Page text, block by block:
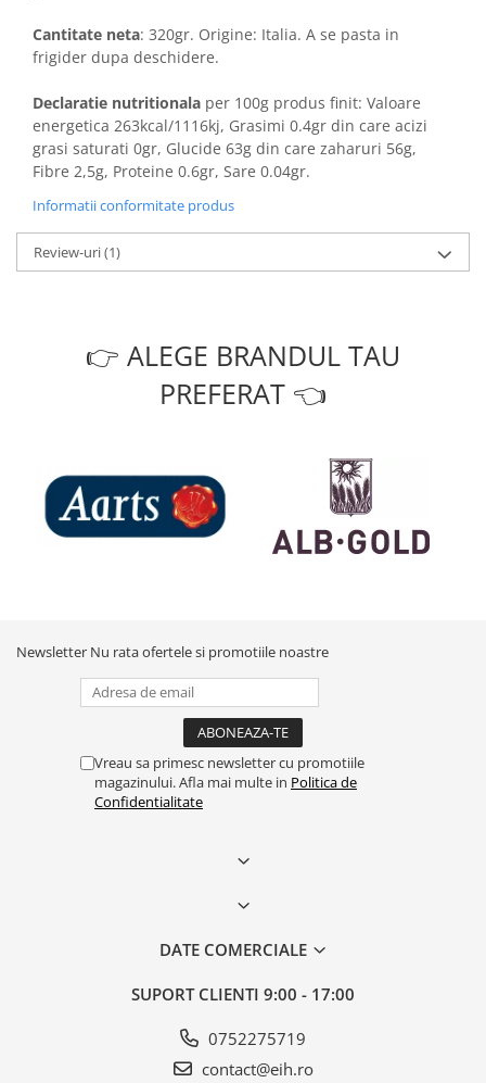
Cantitate neta: 320gr. Origine: Italia. A se pasta in
frigider dupa deschidere.
Declaratie nutritionala per 100g produs finit: Valoare
energetica 263kcal/1116kj, Grasimi 0.4gr din care acizi
grasi saturati 0gr, Glucide 63g din care zaharuri 56g,
Fibre 2,5g, Proteine 0.6gr, Sare 0.04gr.
Informatii conformitate produs
Review-uri(1)
👉 ALEGE BRANDUL TAU
PREFERAT 👈
Newsletter Nu rata ofertele si promotiile noastre
Vreau sa primesc newsletter cu promotiile
magazinului. Afla mai multe in Politica de
Confidentialitate
DATE COMERCIALE
SUPORT CLIENTI 9:00 - 17:00
0752275719
contact@eih.ro